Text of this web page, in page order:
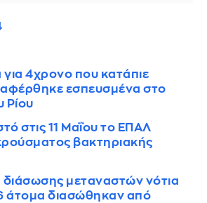
για 4χρονο που κατάπιε
εσπευσμένα στο
Ρίου
στις 11 Μαΐου το ΕΠΑΛ
βακτηριακής
διάσωσης μεταναστών νότια
άτομα διασώθηκαν από